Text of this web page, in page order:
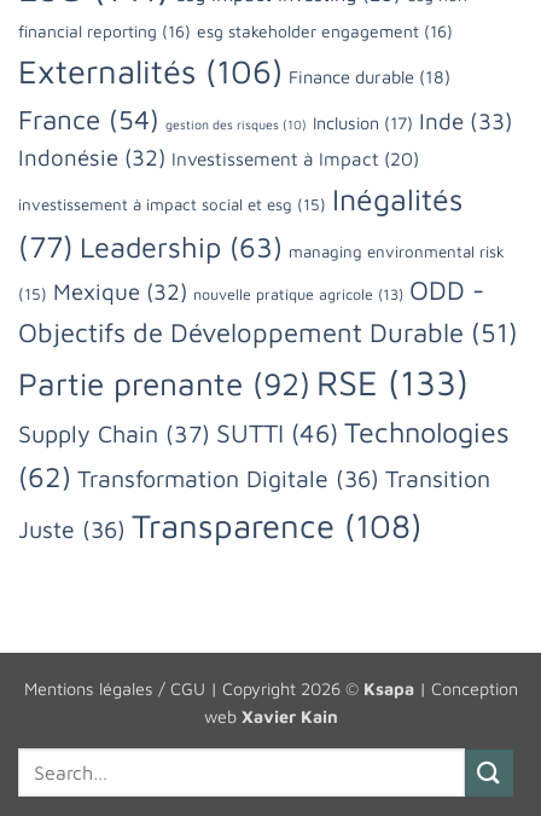
financial reporting (16) esg stakeholder engagement (16)
Externalités (106) Finance durable (18)
France (54) gestion des risques (10) Inclusion (17) Inde (33)
Indonésie (32) Investissement à Impact (20)
investissement à impact social et esg (15) Inégalités
(77) Leadership (63) managing environmental risk
(15) Mexique (32) nouvelle pratique agricole (13) ODD -
Objectifs de Développement Durable (51)
Partie prenante (92) RSE (133)
Supply Chain (37) SUTTI (46) Technologies
(62) Transformation Digitale (36) Transition
Juste (36) Transparence (108)
Mentions légales / CGU | Copyright 2026 © Ksapa| Conception
web Xavier Kain